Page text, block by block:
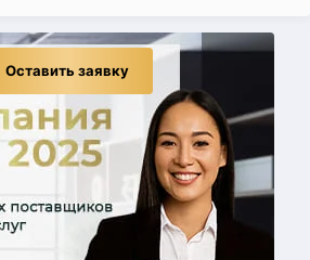
Оставить заявку